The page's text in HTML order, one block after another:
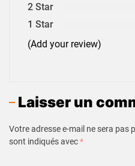
2 Star
1 Star
(Add your review)
Laisser un
Votre adresse e-mail ne sera pas
sont indiqués avec*